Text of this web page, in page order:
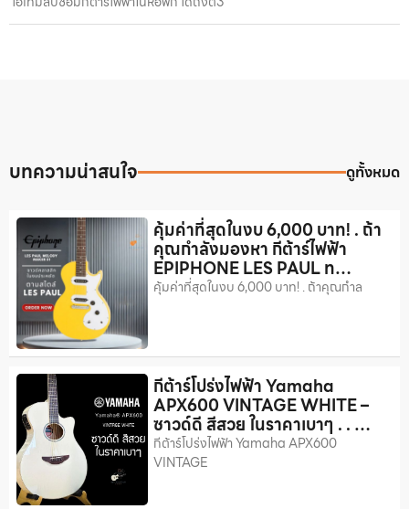
บทความน่าสนใจ ดูทั้งหมด
คุ้มค่าที่สุดในงบ 6,000 บาท! . ถ้า
คุณกำลังมองหา กีต้าร์ไฟฟ้า
EPIPHONE LES PAUL ท…
คุ้มค่าที่สุดในงบ 6,000 บาท! . ถ้าคุณกำล
กีต้าร์โปร่งไฟฟ้า Yamaha
APX600 VINTAGE WHITE –
ซาวด์ดี สีสวย ในราคาเบาๆ . . …
กีต้าร์โปร่งไฟฟ้า Yamaha APX600
VINTAGE